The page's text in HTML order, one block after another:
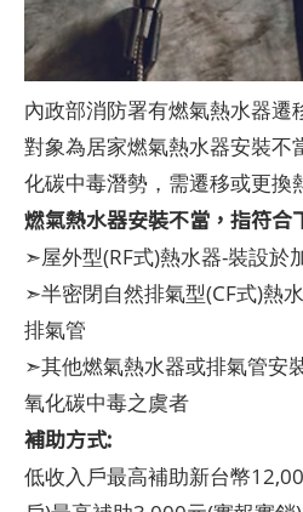
內政部消防署有燃氣熱水器遷
對象為居家燃氣熱水器安裝不
化碳中毒潛勢，需遷移或更換
燃氣熱水器安裝不當，指符合
➣屋外型(RF式)熱水器-裝設於
➣半密閉自然排氣型(CF式)熱
排氣管
➣其他燃氣熱水器或排氣管安
氧化碳中毒之虞者
補助方式:
低收入戶最高補助新台幣